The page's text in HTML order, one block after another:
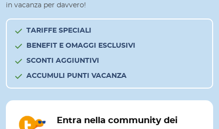
in vacanza per davvero!
TARIFFE SPECIALI
BENEFIT E OMAGGI ESCLUSIVI
SCONTI AGGIUNTIVI
ACCUMULI PUNTI VACANZA
Entra nella community dei